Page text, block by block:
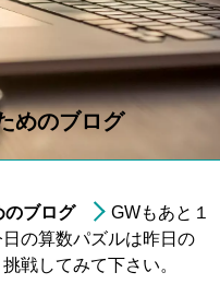
めのブログ
のブログ
GWもあと１
の算数パズルは昨日の
戦してみて下さい。